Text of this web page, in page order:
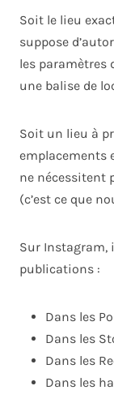
Soit le lieu
suppose
les paramètres
une balise de
Soit un lieu à
emplacements
ne nécessitent
(c’est ce que
Sur Instagram,
publications :
Dans les
Dans les
Dans les
Dans les